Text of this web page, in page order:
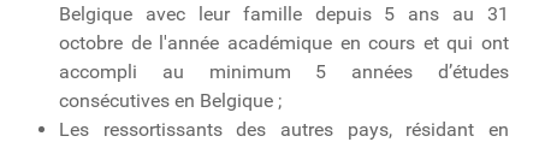
Belgique avec leur famille depuis 5 ans au 31
octobre de l'année académique en cours et qui ont
accompli au minimum 5 années d’études
consécutives en Belgique ;
Les ressortissants des autres pays, résidant en